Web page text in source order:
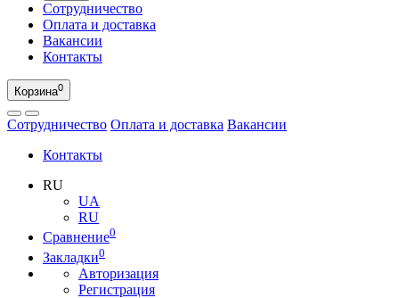
Сотрудничество
Оплата и доставка
Вакансии
Контакты
Корзина0
Сотрудничество Оплата и доставка Вакансии
Контакты
RU
UA
RU
Сравнение0
Закладки0
Авторизация
Регистрация